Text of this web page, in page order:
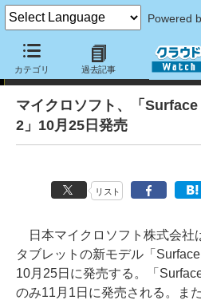
Powered
カテゴリ 過去記事
ニュース
マイクロソフト、「
2」10月25日発売
リスト
日本マイクロソフト株式会社
タブレットの新モデル「
10月25日に発売する。「
のみ11月1日に発売される。ま